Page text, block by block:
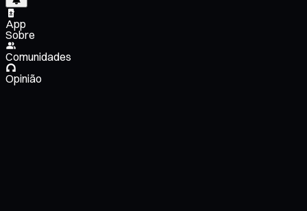
App
Sobre
Comunidades
Opinião